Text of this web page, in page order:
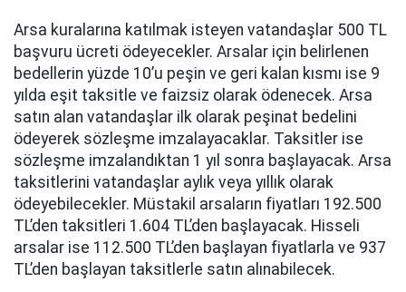
Arsa kuralarına katılmak isteyen vatandaşlar 500 TL
başvuru ücreti ödeyecekler. Arsalar için belirlenen
bedellerin yüzde 10’u peşin ve geri kalan kısmı ise 9
yılda eşit taksitle ve faizsiz olarak ödenecek. Arsa
satın alan vatandaşlar ilk olarak peşinat bedelini
ödeyerek sözleşme imzalayacaklar. Taksitler ise
sözleşme imzalandıktan 1 yıl sonra başlayacak. Arsa
taksitlerini vatandaşlar aylık veya yıllık olarak
ödeyebilecekler. Müstakil arsaların fiyatları 192.500
TL’den taksitleri 1.604 TL’den başlayacak. Hisseli
arsalar ise 112.500 TL’den başlayan fiyatlarla ve 937
TL’den başlayan taksitlerle satın alınabilecek.